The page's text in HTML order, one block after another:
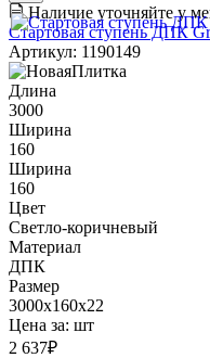
Наличие уточняйте у
Стартовая ступень ДПК
Артикул: 1190149
Длина
3000
Ширина
160
Ширина
160
Цвет
Светло-коричневый
Материал
ДПК
Размер
3000x160x22
Цена за: шт
2 637₽